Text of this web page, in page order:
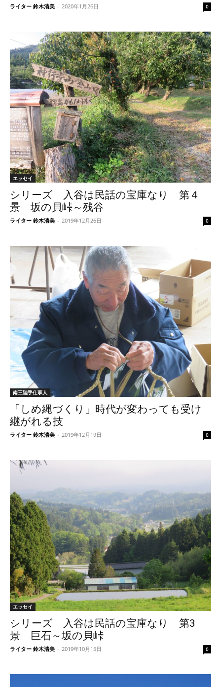
ライター 鈴木清美 - 2020年1月26日 0
エッセイ
シリーズ 入谷は民話の宝庫なり 第４
景 坂の貝峠～残谷
ライター 鈴木清美 - 2019年12月26日 0
南三陸手仕事人
「しめ縄づくり」時代が変わっても受け
継がれる技
ライター 鈴木清美 - 2019年12月19日 0
エッセイ
シリーズ 入谷は民話の宝庫なり 第3
景 巨石～坂の貝峠
ライター 鈴木清美 - 2019年10月15日 0